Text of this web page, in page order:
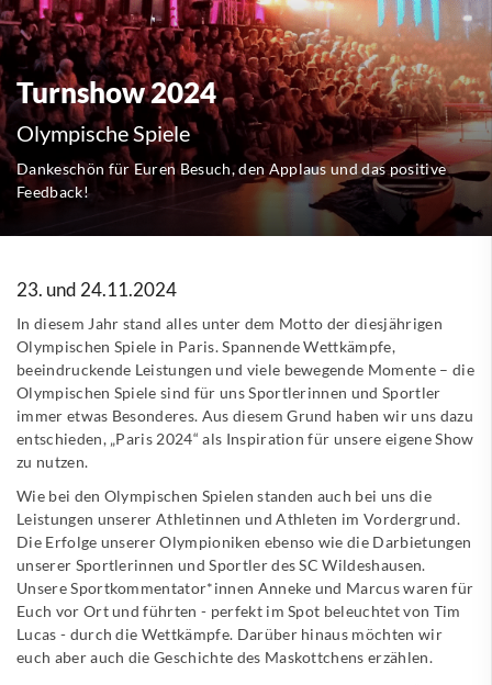
Turnshow 2024
Olympische Spiele
Dankeschön für Euren Besuch, den Applaus und das positive
Feedback!
23. und 24.11.2024
In diesem Jahr stand alles unter dem Motto der diesjährigen
Olympischen Spiele in Paris. Spannende Wettkämpfe,
beeindruckende Leistungen und viele bewegende Momente – die
Olympischen Spiele sind für uns Sportlerinnen und Sportler
immer etwas Besonderes. Aus diesem Grund haben wir uns dazu
entschieden, „Paris 2024“ als Inspiration für unsere eigene Show
zu nutzen.
Wie bei den Olympischen Spielen standen auch bei uns die
Leistungen unserer Athletinnen und Athleten im Vordergrund.
Die Erfolge unserer Olympioniken ebenso wie die Darbietungen
unserer Sportlerinnen und Sportler des SC Wildeshausen.
Unsere Sportkommentator*innen Anneke und Marcus waren für
Euch vor Ort und führten - perfekt im Spot beleuchtet von Tim
Lucas - durch die Wettkämpfe. Darüber hinaus möchten wir
euch aber auch die Geschichte des Maskottchens erzählen.